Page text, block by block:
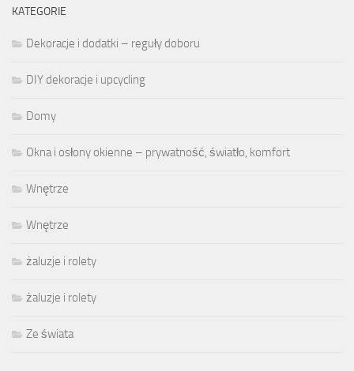
KATEGORIE
Dekoracje i dodatki – reguły doboru
DIY dekoracje i upcycling
Domy
Okna i osłony okienne – prywatność, światło, komfort
Wnętrze
Wnętrze
żaluzje i rolety
żaluzje i rolety
Ze świata